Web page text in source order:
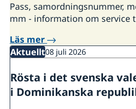
Pass, samordningsnummer,
mm - information om service
Läs mer
Aktuellt08 juli 2026
Rösta i det svenska
i Dominikanska